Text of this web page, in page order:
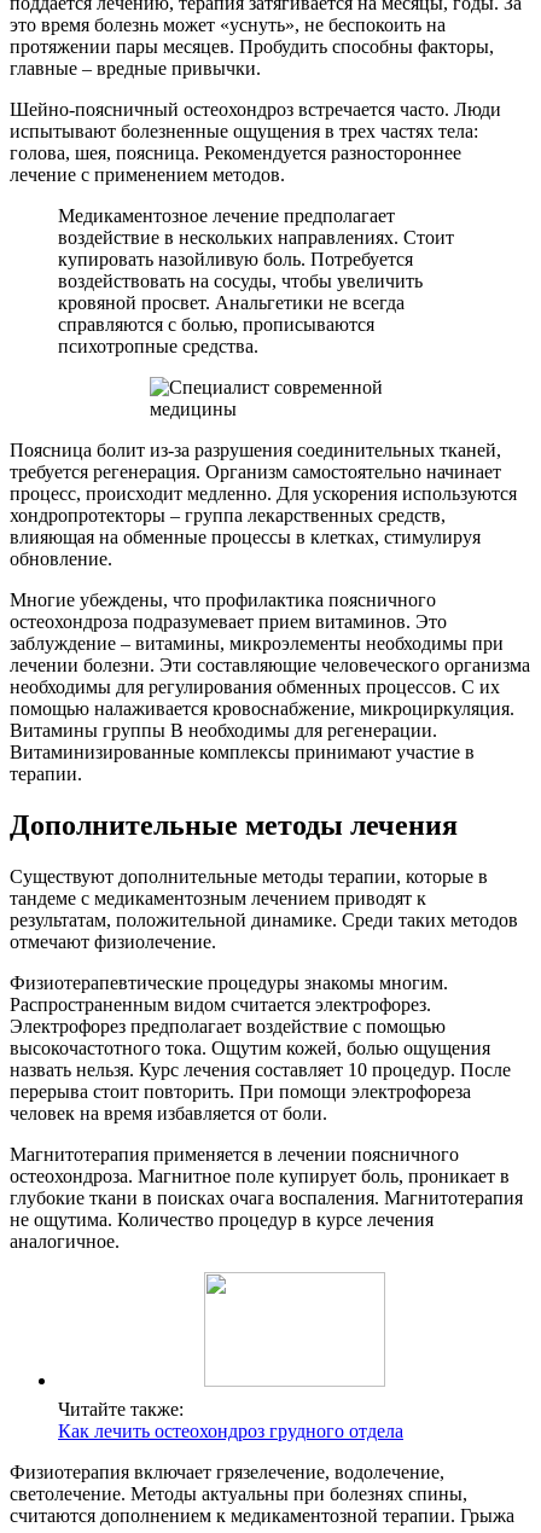
это время болезнь может «уснуть», не беспокоить на
протяжении пары месяцев. Пробудить способны факторы,
главные – вредные привычки.
Шейно-поясничный остеохондроз встречается часто. Люди
испытывают болезненные ощущения в трех частях тела:
голова, шея, поясница. Рекомендуется разностороннее
лечение с применением методов.
Медикаментозное лечение предполагает
воздействие в нескольких направлениях. Стоит
купировать назойливую боль. Потребуется
воздействовать на сосуды, чтобы увеличить
кровяной просвет. Анальгетики не всегда
справляются с болью, прописываются
психотропные средства.
Поясница болит из-за разрушения соединительных тканей,
требуется регенерация. Организм самостоятельно начинает
процесс, происходит медленно. Для ускорения используются
хондропротекторы – группа лекарственных средств,
влияющая на обменные процессы в клетках, стимулируя
обновление.
Многие убеждены, что профилактика поясничного
остеохондроза подразумевает прием витаминов. Это
заблуждение – витамины, микроэлементы необходимы при
лечении болезни. Эти составляющие человеческого организма
необходимы для регулирования обменных процессов. С их
помощью налаживается кровоснабжение, микроциркуляция.
Витамины группы В необходимы для регенерации.
Витаминизированные комплексы принимают участие в
терапии.
Дополнительные методы лечения
Существуют дополнительные методы терапии, которые в
тандеме с медикаментозным лечением приводят к
результатам, положительной динамике. Среди таких методов
отмечают физиолечение.
Физиотерапевтические процедуры знакомы многим.
Распространенным видом считается электрофорез.
Электрофорез предполагает воздействие с помощью
высокочастотного тока. Ощутим кожей, болью ощущения
назвать нельзя. Курс лечения составляет 10 процедур. После
перерыва стоит повторить. При помощи электрофореза
человек на время избавляется от боли.
Магнитотерапия применяется в лечении поясничного
остеохондроза. Магнитное поле купирует боль, проникает в
глубокие ткани в поисках очага воспаления. Магнитотерапия
не ощутима. Количество процедур в курсе лечения
аналогичное.
Читайте также:
Как лечить остеохондроз грудного отдела
Физиотерапия включает грязелечение, водолечение,
светолечение. Методы актуальны при болезнях спины,
считаются дополнением к медикаментозной терапии. Грыжа